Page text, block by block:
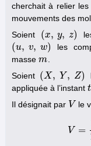
cherchait à relier
mouvements des
Soient (x, y, z)
(x, y , z
(u, v, w)
(u, , w )
les
masse m
m
Soient (X, Y, Z)
(X, Y Z )
appliquée à l’instant t
t
Il désignait par V
V le
V =